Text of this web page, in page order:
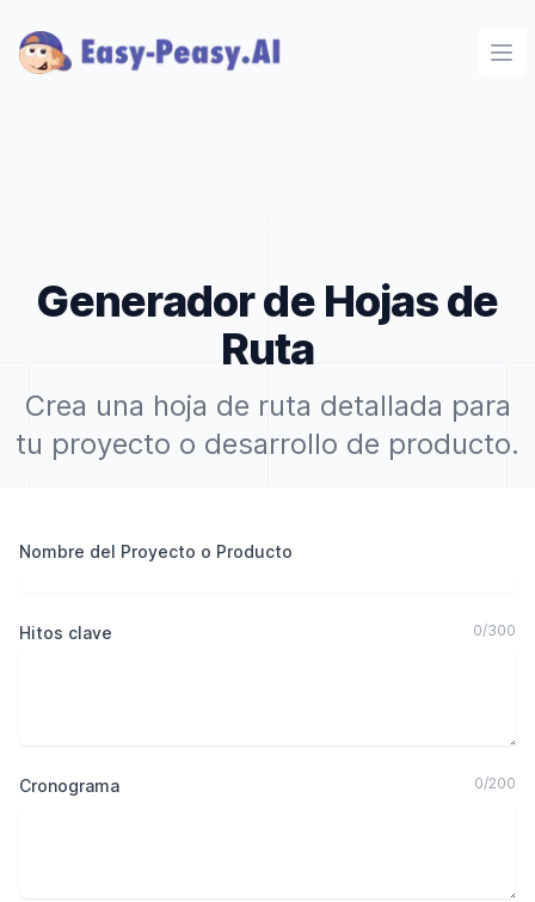
Generador de Hojas de
Ruta
Crea una hoja de ruta detallada para
tu proyecto o desarrollo de producto.
Nombre del Proyecto o Producto
Hitos clave 0/300
Cronograma 0/200